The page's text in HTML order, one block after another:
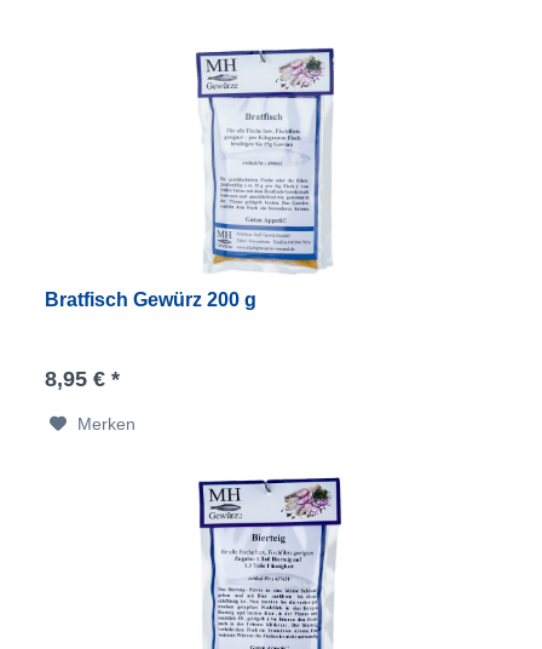
Bratfisch Gewürz 200 g
8,95 € *
Merken